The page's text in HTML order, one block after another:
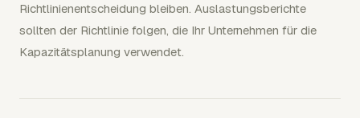
Richtlinienentscheidung bleiben. Auslastungsberichte
sollten der Richtlinie folgen, die Ihr Unternehmen für die
Kapazitätsplanung verwendet.